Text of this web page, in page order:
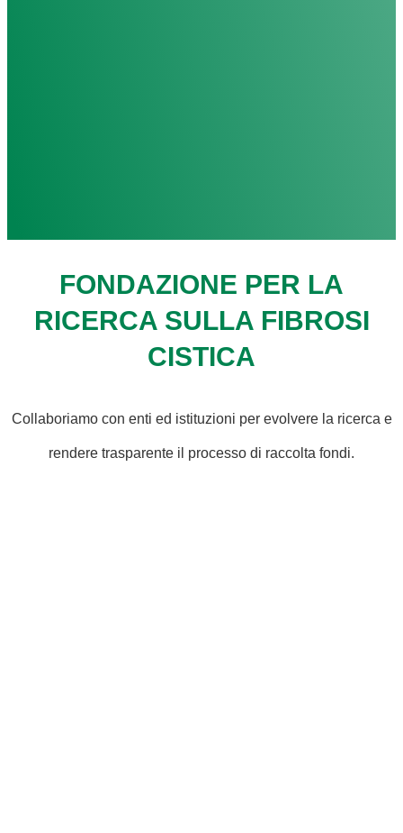
FONDAZIONE PER LA
RICERCA SULLA FIBROSI
CISTICA
Collaboriamo con enti ed istituzioni per evolvere la ricerca e
rendere trasparente il processo di raccolta fondi.